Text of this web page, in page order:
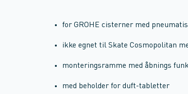
for GROHE cisterner med
ikke egnet til Skate Cosmopolitan
monteringsramme med åbnings
med beholder for duft-tabletter